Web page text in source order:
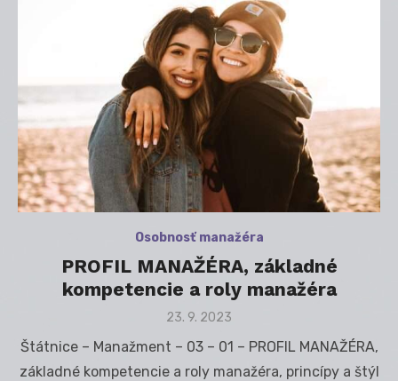
Osobnosť manažéra
PROFIL MANAŽÉRA, základné
kompetencie a roly manažéra
Posted
23. 9. 2023
Štátnice – Manažment – 03 – 01 – PROFIL MANAŽÉRA,
základné kompetencie a roly manažéra, princípy a štýl